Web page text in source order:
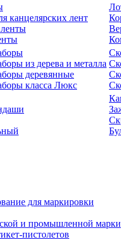
канцелярских лент
из дерева и металла
деревянные
класса Люкс
для маркировки
и промышленной
пистолетов